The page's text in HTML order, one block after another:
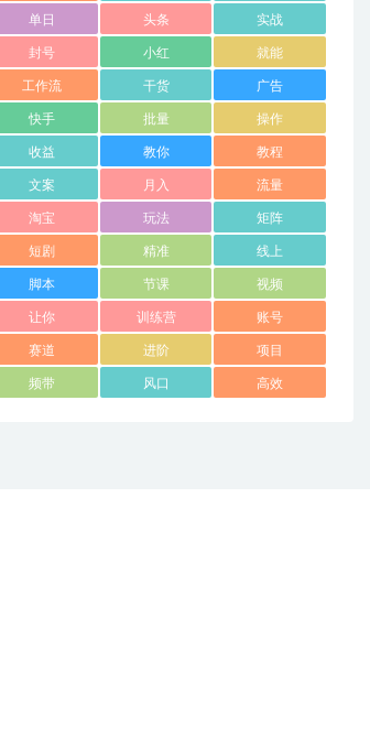
单日 头条 实战
封号 小红 就能
工作流 干货 广告
快手 批量 操作
收益 教你 教程
文案 月入 流量
淘宝 玩法 矩阵
短剧 精准 线上
脚本 节课 视频
让你 训练营 账号
赛道 进阶 项目
频带 风口 高效